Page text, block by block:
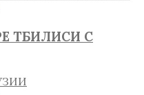
ТБИЛИСИ С